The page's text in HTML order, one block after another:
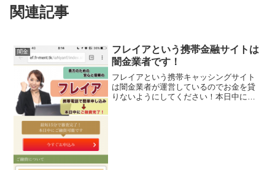
関連記事
闇金
フレイアという携帯金融サイトは
闇金業者です！
フレイアという携帯キャッシングサイト
は闇金業者が運営しているのでお金を貸
りないようにしてください！本日中に融